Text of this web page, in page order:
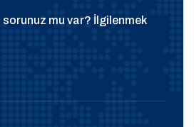
sorunuz mu var? İlgilenmek